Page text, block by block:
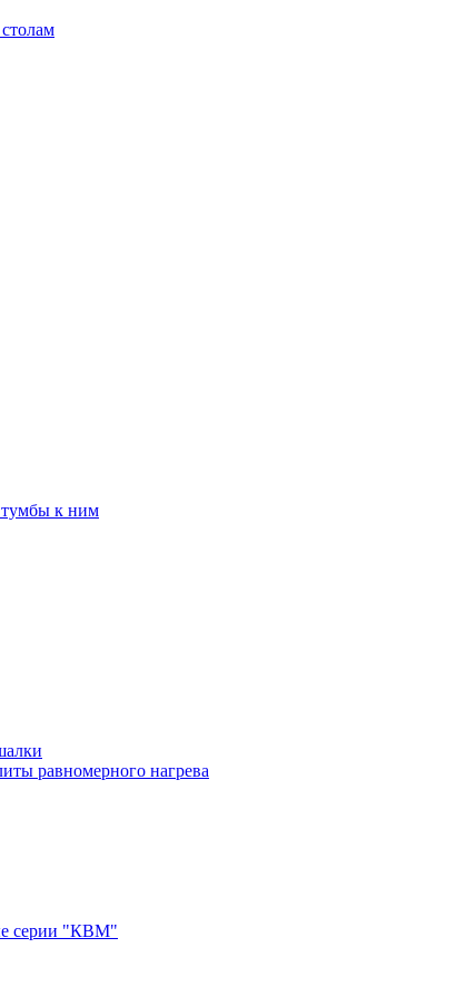
тумбы к ним
равномерного нагрева
серии "КВМ"